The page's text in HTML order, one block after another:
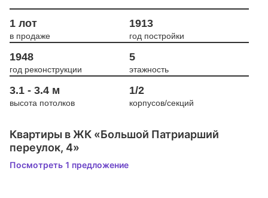
1 лот
в продаже
1913
год постройки
1948
год реконструкции
5
этажность
3.1 - 3.4 м
высота потолков
1/2
корпусов/секций
Квартиры в ЖК «Большой Патриарший
переулок, 4»
Посмотреть 1 предложение